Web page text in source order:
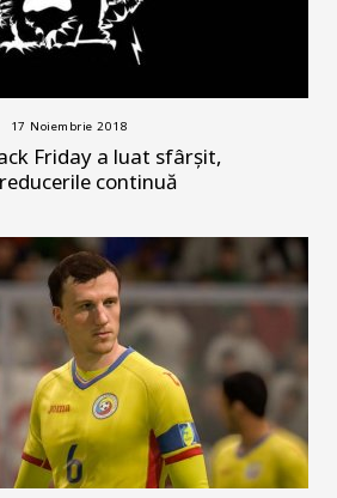
17 Noiembrie 2018
Friday a luat sfârșit,
continuă